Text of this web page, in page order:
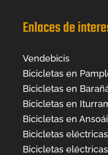
Enlaces de
Vendebicis
Bicicletas en
Bicicletas en
Bicicletas en
Bicicletas en
Bicicletas eléctricas
Bicicletas